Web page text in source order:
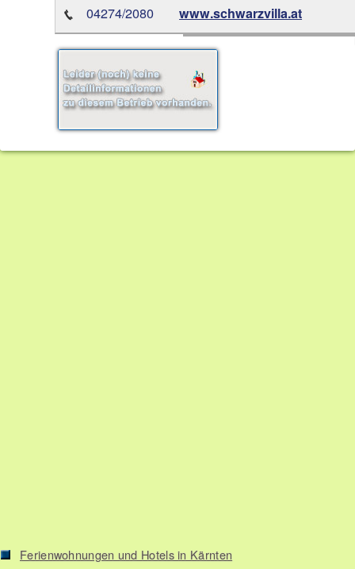
04274/2080
www.schwarzvilla.at
Ferienwohnungen und Hotels in Kärnten